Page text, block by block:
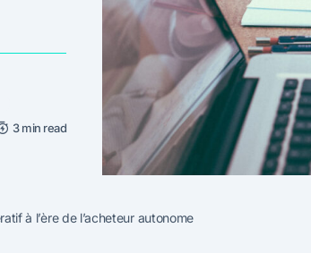
3 min read
à l’ère de l’acheteur autonome